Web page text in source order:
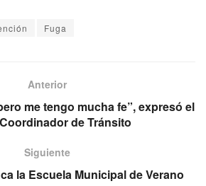
Fuga
Anterior
me tengo mucha fe”, expresó el
de Tránsito
Siguiente
la Escuela Municipal de Verano